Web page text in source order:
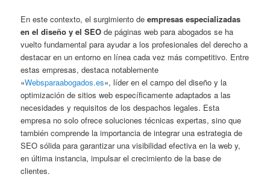
En este contexto, el surgimiento deempresas especializadas
en el diseño y el SEO de páginas web para abogados se ha
vuelto fundamental para ayudar a los profesionales del derecho a
destacar en un entorno en línea cada vez más competitivo. Entre
estas empresas, destaca notablemente
«Websparaabogados.es«, líder en el campo del diseño y la
optimización de sitios web específicamente adaptados a las
necesidades y requisitos de los despachos legales. Esta
empresa no solo ofrece soluciones técnicas expertas, sino que
también comprende la importancia de integrar una estrategia de
SEO sólida para garantizar una visibilidad efectiva en la web y,
en última instancia, impulsar el crecimiento de la base de
clientes.